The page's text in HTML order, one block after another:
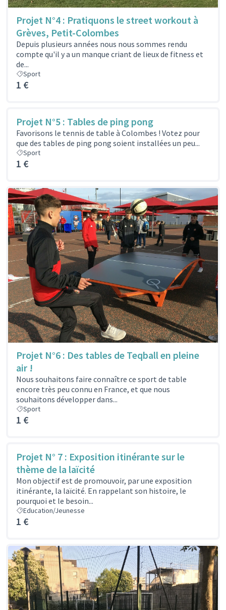
Projet N°4 : Pratiquons le street workout à
Grèves, Petit-Colombes
Depuis plusieurs années nous nous sommes rendu
compte qu'il y a un manque criant de lieux de fitness et
de...
Sport
1 €
Projet N°5 : Tables de ping pong
Favorisons le tennis de table à Colombes ! Votez pour
que des tables de ping pong soient installées un peu...
Sport
1 €
Projet N°6 : Des tables de Teqball en pleine
air !
Nous souhaitons faire connaître ce sport de table
encore très peu connu en France, et que nous
souhaitons développer dans...
Sport
1 €
Projet N° 7 : Exposition itinérante sur le
thème de la laïcité
Mon objectif est de promouvoir, par une exposition
itinérante, la laïcité. En rappelant son histoire, le
pourquoi et le besoin...
Education/Jeunesse
1 €